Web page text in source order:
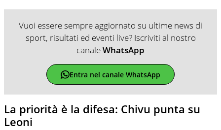
Vuoi essere sempre aggiornato su ultime news di
sport, risultati ed eventi live? Iscriviti al nostro
canaleWhatsApp
Entra nel canale WhatsApp
La priorità è la difesa: Chivu punta su
Leoni